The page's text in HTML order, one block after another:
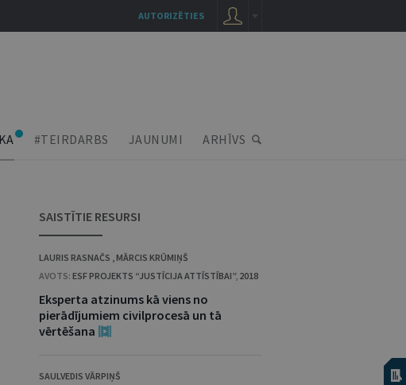
#TEIRDARBS JAUNUMI ARHĪVS
SAISTĪTIE RESURSI
LAURIS RASNAČS ,MĀRCIS KRŪMIŅŠ
AVOTS: ESF PROJEKTS “JUSTĪCIJA ATTĪSTĪBAI”, 2018
Eksperta atzinums kā viens no
pierādījumiem civilprocesā un tā
vērtēšana
SAULVEDIS VĀRPIŅŠ
AUTORIZĒTIES